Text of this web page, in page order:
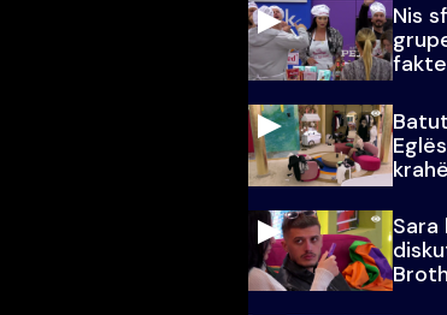
Nis
VIP 3
Sara